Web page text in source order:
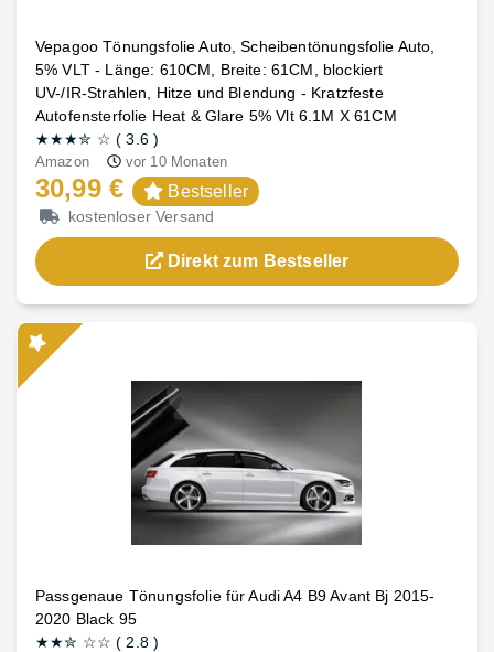
Vepagoo Tönungsfolie Auto, Scheibentönungsfolie Auto,
5% VLT - Länge: 610CM, Breite: 61CM, blockiert
UV-/IR-Strahlen, Hitze und Blendung - Kratzfeste
Autofensterfolie Heat & Glare 5% Vlt 6.1M X 61CM
★★★✮ ☆ (3.6)
Amazon vor 10 Monaten
30,99 € Bestseller
kostenloser Versand
Direkt zum Bestseller
Passgenaue Tönungsfolie für Audi A4 B9 Avant Bj 2015-
2020 Black 95
★★✮ ☆☆ ( 2.8)